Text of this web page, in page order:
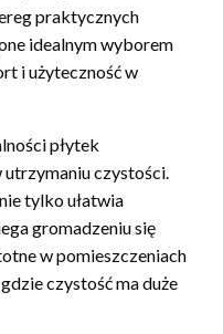
praktycznych
idealnym wyborem
i użyteczność w
płytek
utrzymaniu czystości.
tylko ułatwia
gromadzeniu się
w pomieszczeniach
czystość ma duże